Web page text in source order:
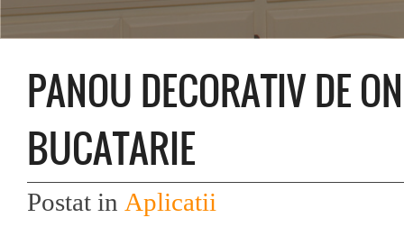
PANOU DECORATIV DE
BUCATARIE
Postat in Aplicatii